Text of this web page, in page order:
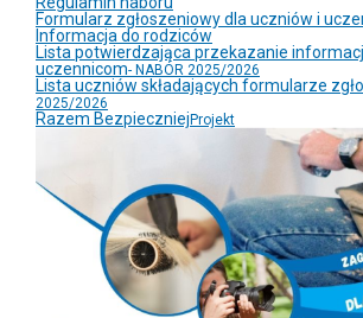
Formularz zgłoszeniowy dla uczniów i
Informacja do rodziców
Lista potwierdzająca przekazanie
uczennicom- NABÓR 2025/2026
Lista uczniów składających formularze
2025/2026
Razem Bezpieczniej Projekt